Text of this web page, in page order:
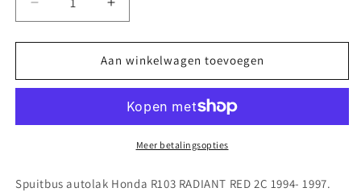
Aantal
verlagen
voor
autolak
RADIANT
1994-
Aantal
verhogen
voor
Spuitbus
autolak
R103
RADIANT
RED
1994-
Aan winkelwagen toevoegen
Meer betalingsopties
Spuitbus autolak Honda R103 RADIANT RED 2C 1994- 1997.